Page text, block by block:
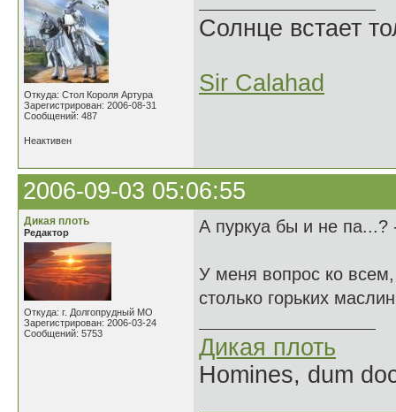
Откуда: Стол Короля Артура
Зарегистрирован: 2006-08-31
Сообщений: 487
Солнце встает
Sir Calahad
Неактивен
2006-09-03 05:06:55
Дикая плоть
Редактор
Откуда: г. Долгопрудный МО
Зарегистрирован: 2006-03-24
Сообщений: 5753
А пуркуа бы и не
У меня вопрос ко
столько горьких
Дикая плоть
Homines, dum